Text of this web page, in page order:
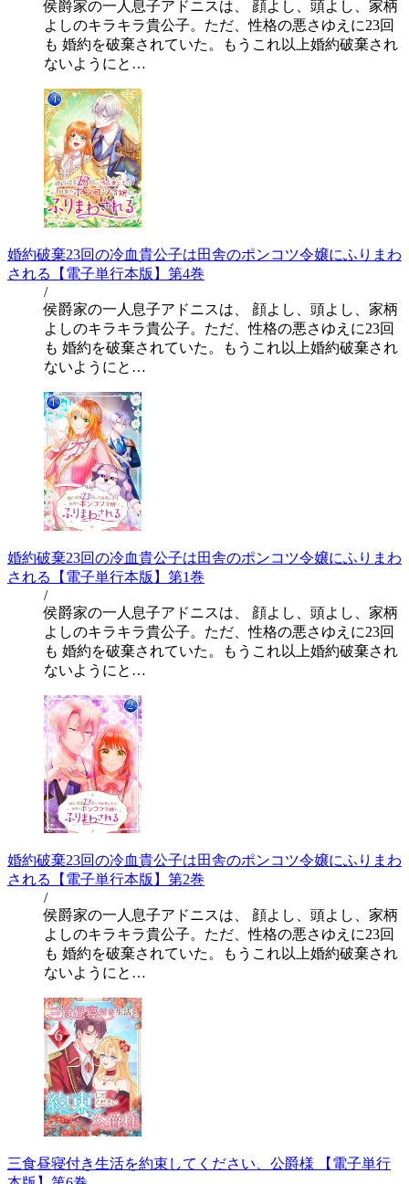
侯爵家の一人息子アドニスは、 顔よし、頭よし、家柄
よしのキラキラ貴公子。ただ、性格の悪さゆえに23回
も 婚約を破棄されていた。もうこれ以上婚約破棄され
ないようにと…
婚約破棄23回の冷血貴公子は田舎のポンコツ令嬢にふりまわ
される【電子単行本版】第4巻
/
侯爵家の一人息子アドニスは、 顔よし、頭よし、家柄
よしのキラキラ貴公子。ただ、性格の悪さゆえに23回
も 婚約を破棄されていた。もうこれ以上婚約破棄され
ないようにと…
婚約破棄23回の冷血貴公子は田舎のポンコツ令嬢にふりまわ
される【電子単行本版】第1巻
/
侯爵家の一人息子アドニスは、 顔よし、頭よし、家柄
よしのキラキラ貴公子。ただ、性格の悪さゆえに23回
も 婚約を破棄されていた。もうこれ以上婚約破棄され
ないようにと…
婚約破棄23回の冷血貴公子は田舎のポンコツ令嬢にふりまわ
される【電子単行本版】第2巻
/
侯爵家の一人息子アドニスは、 顔よし、頭よし、家柄
よしのキラキラ貴公子。ただ、性格の悪さゆえに23回
も 婚約を破棄されていた。もうこれ以上婚約破棄され
ないようにと…
三食昼寝付き生活を約束してください、公爵様 【電子単行